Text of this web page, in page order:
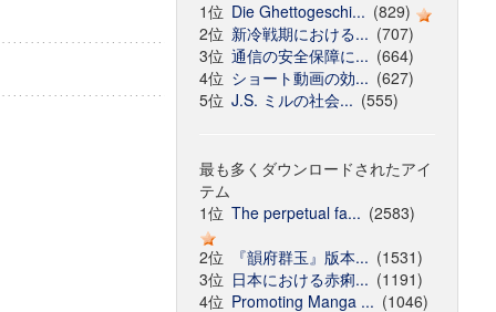
1位 Die Ghettogeschi... (829)
2位 新冷戦期における... (707)
3位 通信の安全保障に... (664)
4位 ショート動画の効... (627)
5位 J.S. ミルの社会... (555)
最も多くダウンロードされたアイ
テム
1位 The perpetual fa... (2583)
2位
『韻府群玉』版本... (1531)
3位 日本における赤痢... (1191)
4位 Promoting Manga ... (1046)